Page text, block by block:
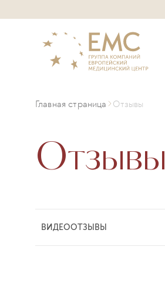
Главная страница Отзывы
Отзывы
ВИДЕООТЗЫВЫ